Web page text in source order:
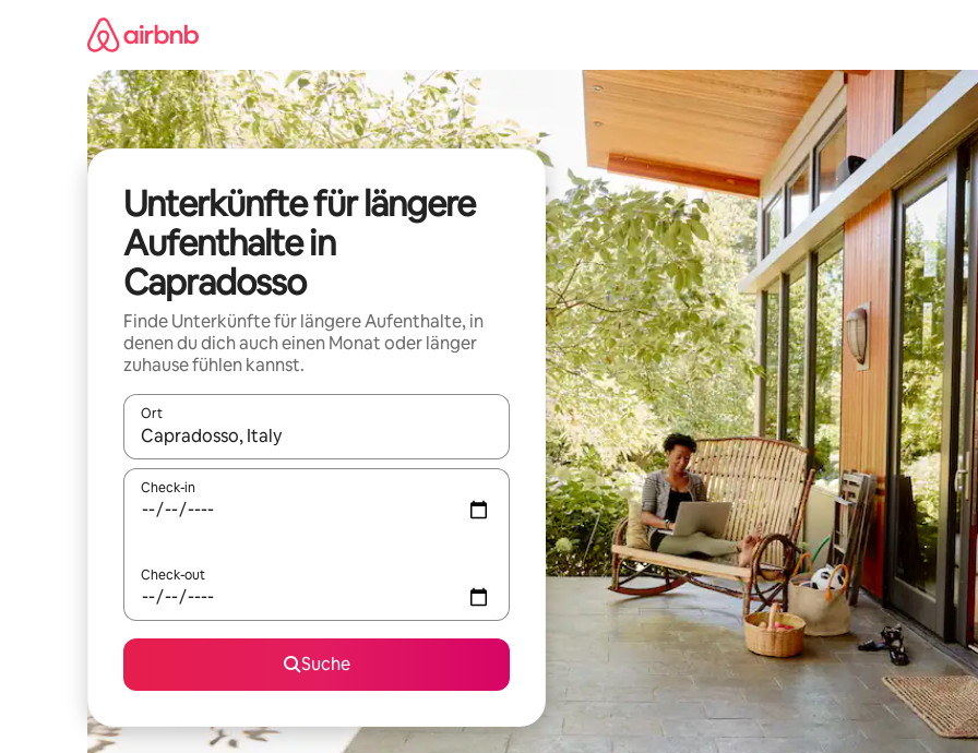
Unterkünfte für längere
Aufenthalte in
Capradosso
Finde Unterkünfte für längere Aufenthalte, in
denen du dich auch einen Monat oder länger
zuhause fühlen kannst.
Ort
Wenn Ergebnisse verfügbar sind, navigiere mit den Pfeiltasten nach oben und unten oder erkunde die Ergebnisse
Check-in
Check-out
Suche